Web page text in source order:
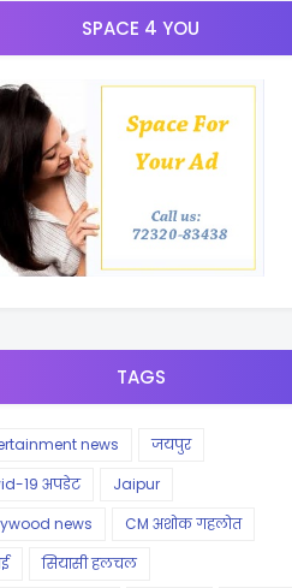
SPACE 4 YOU
TAGS
news
जयपुर
19 अपडेट
Jaipur
news
CM अशोक गहलोत
सियासी हलचल